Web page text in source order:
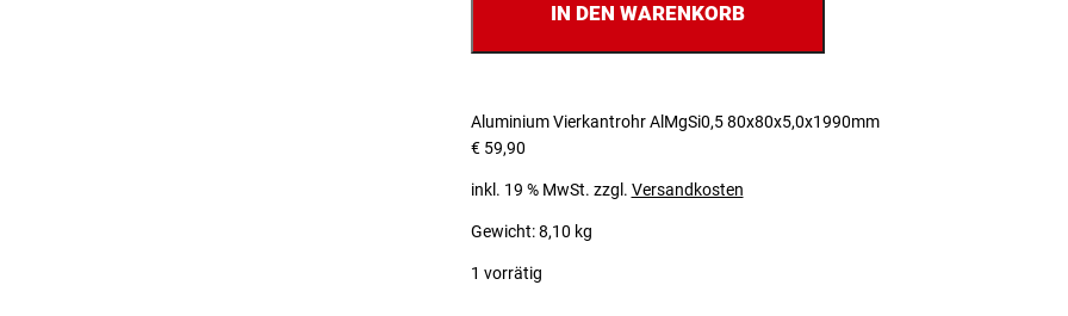
IN DEN WARENKORB
Aluminium Vierkantrohr AlMgSi0,5 80x80x5,0x1990mm
€59,90
inkl. 19 % MwSt. zzgl. Versandkosten
Gewicht: 8,10 kg
1 vorrätig